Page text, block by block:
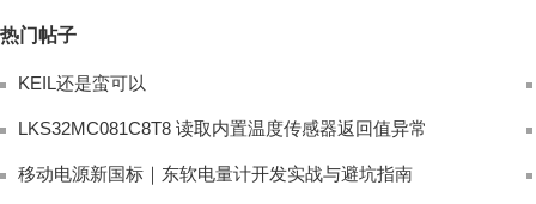
热门帖子
KEIL还是蛮可以
LKS32MC081C8T8 读取内置温度传感器返回值异常
移动电源新国标｜东软电量计开发实战与避坑指南